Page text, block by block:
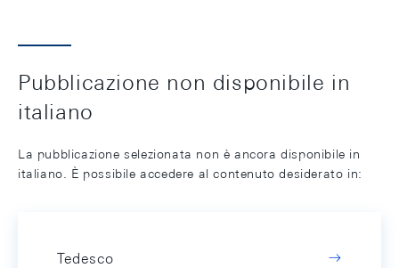
Pubblicazione non disponibile in
italiano
La pubblicazione selezionata non è ancora disponibile in
italiano. È possibile accedere al contenuto desiderato in:
Tedesco